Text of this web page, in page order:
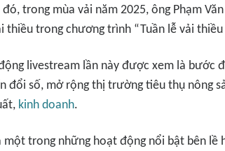
trong mùa vải năm 2025, ông Phạm
thiều trong chương trình “Tuần lễ vải thiều
livestream lần này được xem là bước
đổi số, mở rộng thị trường tiêu thụ nông
kinh doanh.
một trong những hoạt động nổi bật bên lề